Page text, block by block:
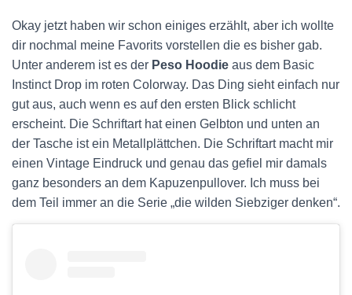
Okay jetzt haben wir schon einiges erzählt, aber ich wollte
dir nochmal meine Favorits vorstellen die es bisher gab.
Unter anderem ist es der Peso Hoodie aus dem Basic
Instinct Drop im roten Colorway. Das Ding sieht einfach nur
gut aus, auch wenn es auf den ersten Blick schlicht
erscheint. Die Schriftart hat einen Gelbton und unten an
der Tasche ist ein Metallplättchen. Die Schriftart macht mir
einen Vintage Eindruck und genau das gefiel mir damals
ganz besonders an dem Kapuzenpullover. Ich muss bei
dem Teil immer an die Serie „die wilden Siebziger denken“.